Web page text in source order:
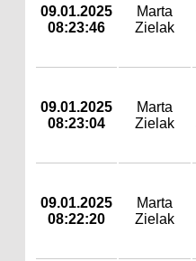
09.01.2025
08:23:46
Marta
Zielak
09.01.2025
08:23:04
Marta
Zielak
09.01.2025
08:22:20
Marta
Zielak